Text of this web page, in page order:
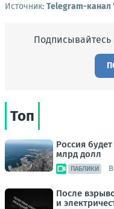
Источник: Telegram-
Подписывайтесь
Топ
Россия
млрд долл
ПАБЛИКИ
После
и